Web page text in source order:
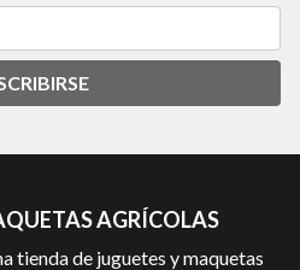
AGRÍCOLAS
tienda de juguetes y maquetas